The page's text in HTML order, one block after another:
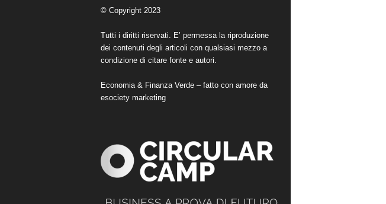
© Copyright 2023
Tutti i diritti riservati. E’ permessa la riproduzione
dei contenuti degli articoli con qualsiasi mezzo a
condizione di citare fonte e autori.
Economia & Finanza Verde – fatto con amore da
esociety marketing